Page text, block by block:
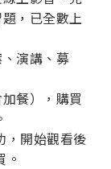
，已全數上
演講、募
餐），購買
，開始觀看後